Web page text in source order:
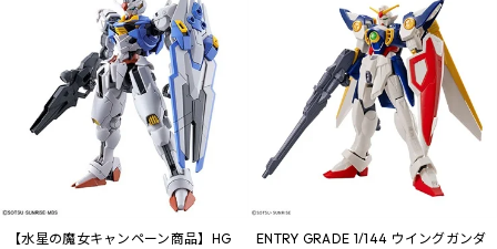
【水星の魔女キャンペーン商品】HG
ENTRY GRADE 1/144 ウイングガンダ